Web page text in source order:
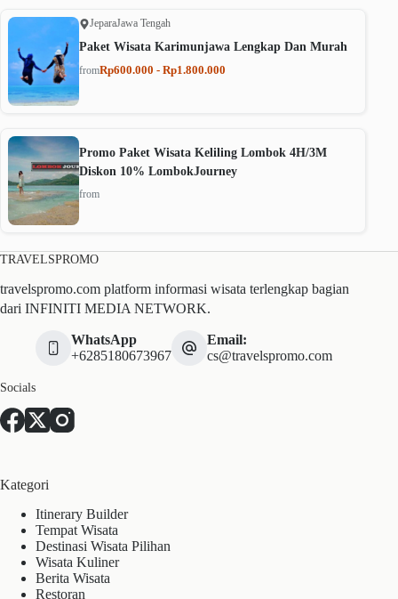
JeparaJawa Tengah
Paket Wisata Karimunjawa Lengkap Dan Murah
fromRp600.000 - Rp1.800.000
Promo Paket Wisata Keliling Lombok 4H/3M
Diskon 10% LombokJourney
from
TRAVELSPROMO
travelspromo.com platform informasi wisata terlengkap bagian
dari INFINITI MEDIA NETWORK.
WhatsApp
+6285180673967
Email:
cs@travelspromo.com
Socials
Kategori
Itinerary Builder
Tempat Wisata
Destinasi Wisata Pilihan
Wisata Kuliner
Berita Wisata
Restoran